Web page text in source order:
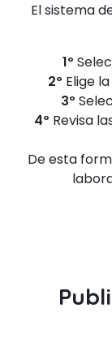
El sistema
1º
2º Elige
3º
4º Revisa
De esta